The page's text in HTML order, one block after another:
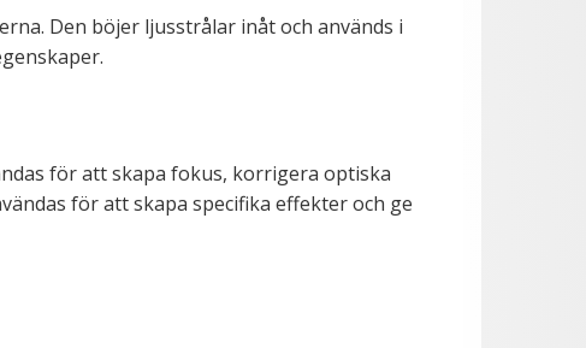
Den böjer ljusstrålar inåt och används i
för att skapa fokus, korrigera optiska
för att skapa specifika effekter och ge